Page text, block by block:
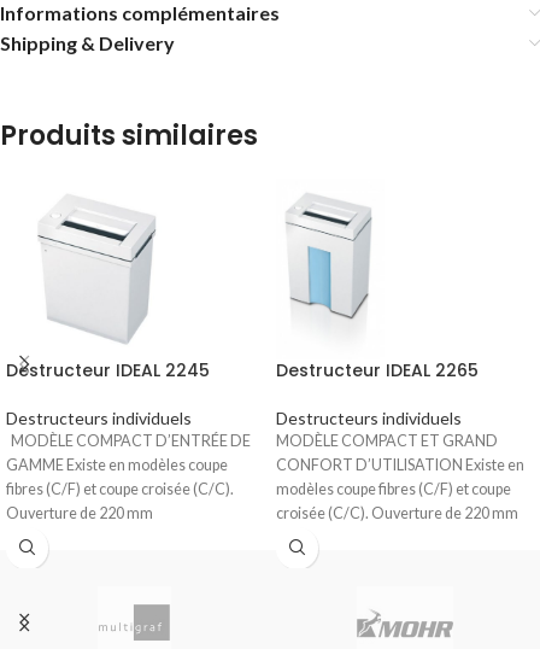
Informations complémentaires
Shipping & Delivery
Produits similaires
Destructeur IDEAL 2245
Destructeurs individuels
MODÈLE COMPACT D’ENTRÉE DE
GAMME Existe en modèles coupe
fibres (C/F) et coupe croisée (C/C).
Ouverture de 220 mm
Destructeur IDEAL 2265
Destructeurs individuels
MODÈLE COMPACT ET GRAND
CONFORT D’UTILISATION Existe en
modèles coupe fibres (C/F) et coupe
croisée (C/C). Ouverture de 220 mm